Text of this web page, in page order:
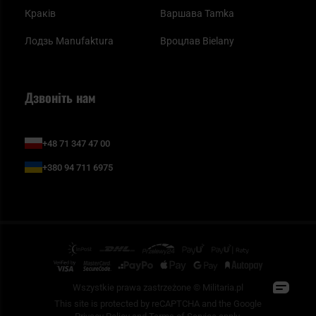
Краків
Лодзь Manufaktura
Варшава Tamka
Вроцлав Bielany
Дзвоніть нам
+48 71 347 47 00
+380 94 711 6975
Wszystkie prawa zastrzeżone © Militaria.pl
This site is protected by reCAPTCHA and the Google